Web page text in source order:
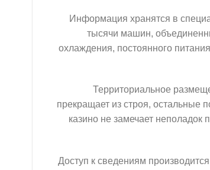
Информация хранятся в
тысячи машин,
охлаждения, постоянного
Территориальное
прекращает из строя, остальные
казино не замечает
Доступ к сведениям